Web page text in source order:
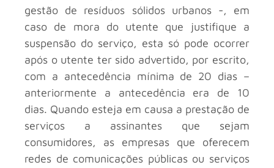
gestão de resíduos sólidos urbanos -, em
caso de mora do utente que justifique a
suspensão do serviço, esta só pode ocorrer
após o utente ter sido advertido, por escrito,
com a antecedência mínima de 20 dias –
anteriormente a antecedência era de 10
dias. Quando esteja em causa a prestação de
serviços a assinantes que sejam
consumidores, as empresas que oferecem
redes de comunicações públicas ou serviços